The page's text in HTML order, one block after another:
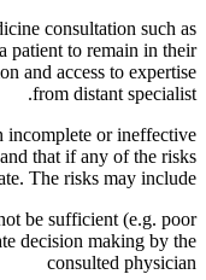
consultation such as
patient to remain in their
and access to expertise
from distant specialist.
incomplete or ineffective
that if any of the risks
The risks may include:
be sufficient (e.g. poor
decision making by the
consulted physician